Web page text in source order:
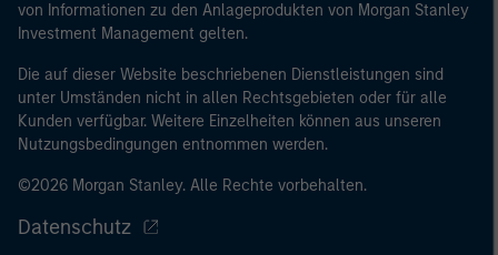
von Informationen zu den Anlageprodukten von Morgan Stanley
Investment Management gelten.
Die auf dieser Website beschriebenen Dienstleistungen sind
unter Umständen nicht in allen Rechtsgebieten oder für alle
Kunden verfügbar. Weitere Einzelheiten können aus unseren
Nutzungsbedingungen entnommen werden.
©2026 Morgan Stanley. Alle Rechte vorbehalten.
Datenschutz